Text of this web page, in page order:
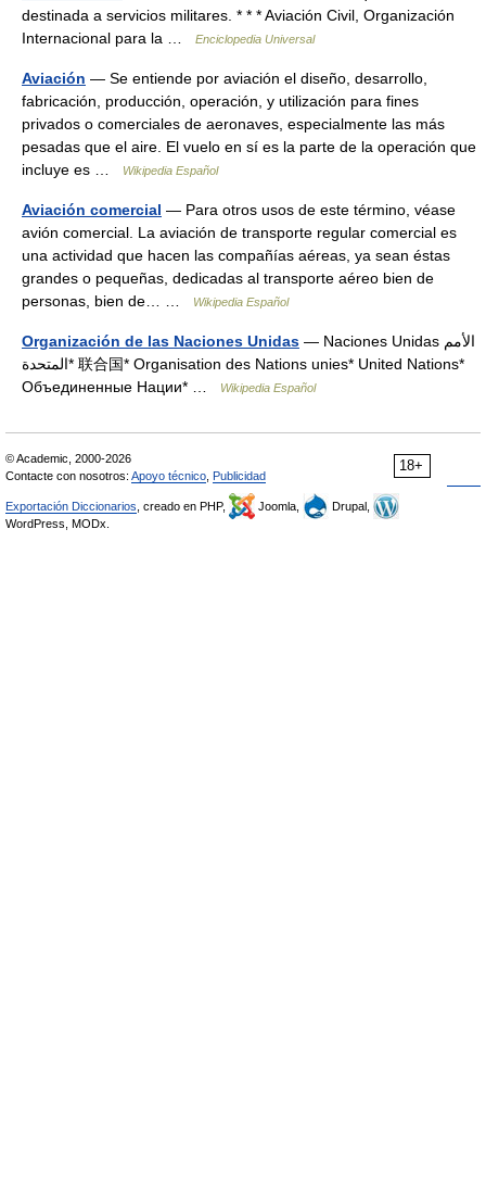
destinada a servicios militares. * * * Aviación Civil, Organización
Internacional para la …
Enciclopedia Universal
Aviación — Se entiende por aviación el diseño, desarrollo,
fabricación, producción, operación, y utilización para fines
privados o comerciales de aeronaves, especialmente las más
pesadas que el aire. El vuelo en sí es la parte de la operación que
incluye es …
Wikipedia Español
Aviación comercial — Para otros usos de este término, véase
avión comercial. La aviación de transporte regular comercial es
una actividad que hacen las compañías aéreas, ya sean éstas
grandes o pequeñas, dedicadas al transporte aéreo bien de
personas, bien de… …
Wikipedia Español
Organización de las Naciones Unidas — Naciones Unidas الأمم
المتحدة* 联合国* Organisation des Nations unies* United Nations*
Объединенные Нации* …
Wikipedia Español
18+
© Academic, 2000-2026
Contacte con nosotros: Apoyo técnico Publicidad
Exportación Diccionarios , creado en PHP, Joomla,
Drupal,
WordPress, MODx.